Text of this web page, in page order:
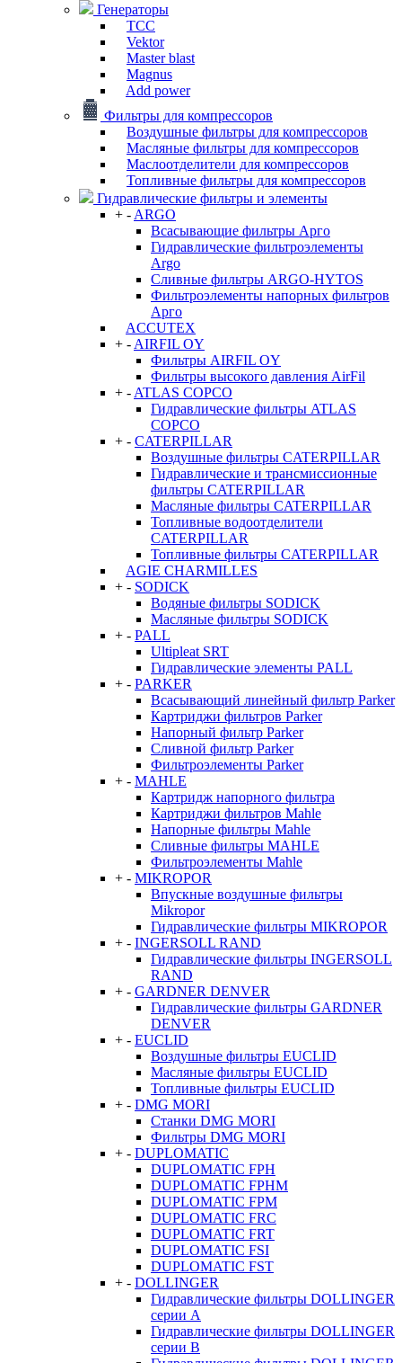
Генераторы
ТСС
Vektor
Master blast
Magnus
Add power
Фильтры для компрессоров
Воздушные фильтры для компрессоров
Масляные фильтры для компрессоров
Маслоотделители для компрессоров
Топливные фильтры для компрессоров
Гидравлические фильтры и элементы
+ - ARGO
Всасывающие фильтры Арго
Гидравлические фильтроэлементы
Argo
Сливные фильтры ARGO-HYTOS
Фильтроэлементы напорных фильтров
Арго
ACCUTEX
+ - AIRFIL OY
Фильтры AIRFIL OY
Фильтры высокого давления AirFil
+ - ATLAS COPCO
Гидравлические фильтры ATLAS
COPCO
+ - CATERPILLAR
Воздушные фильтры CATERPILLAR
Гидравлические и трансмиссионные
фильтры CATERPILLAR
Масляные фильтры CATERPILLAR
Топливные водоотделители
CATERPILLAR
Топливные фильтры CATERPILLAR
AGIE CHARMILLES
+ - SODICK
Водяные фильтры SODICK
Масляные фильтры SODICK
+ - PALL
Ultipleat SRT
Гидравлические элементы PALL
+ - PARKER
Всасывающий линейный фильтр Parker
Картриджи фильтров Parker
Напорный фильтр Parker
Сливной фильтр Parker
Фильтроэлементы Parker
+ - MAHLE
Картридж напорного фильтра
Картриджи фильтров Mahle
Напорные фильтры Mahle
Сливные фильтры MAHLE
Фильтроэлементы Mahle
+ - MIKROPOR
Впускные воздушные фильтры
Mikropor
Гидравлические фильтры MIKROPOR
+ - INGERSOLL RAND
Гидравлические фильтры INGERSOLL
RAND
+ - GARDNER DENVER
Гидравлические фильтры GARDNER
DENVER
+ - EUCLID
Воздушные фильтры EUCLID
Масляные фильтры EUCLID
Топливные фильтры EUCLID
+ - DMG MORI
Станки DMG MORI
Фильтры DMG MORI
+ - DUPLOMATIC
DUPLOMATIC FPH
DUPLOMATIC FPHM
DUPLOMATIC FPM
DUPLOMATIC FRC
DUPLOMATIC FRT
DUPLOMATIC FSI
DUPLOMATIC FST
+ - DOLLINGER
Гидравлические фильтры DOLLINGER
серии A
Гидравлические фильтры DOLLINGER
серии B